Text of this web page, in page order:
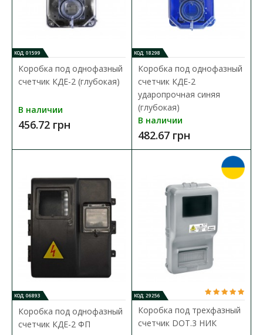
773.31 грн
В КОРЗИНУ
В сравнения
В закладки
КОД: 01599
Коробка под однофазный
счетчик КДЕ-2 (глубокая)
В наличии
456.72 грн
КОД: 18298
Коробка под однофазный
счетчик КДЕ-2
ударопрочная синяя
(глубокая)
В наличии
482.67 грн
КОД: 06893
Коробка под однофазный
счетчик КДЕ-2 ФП
КОД: 29256
Коробка под трехфазный
счетчик DOT.3 НИК